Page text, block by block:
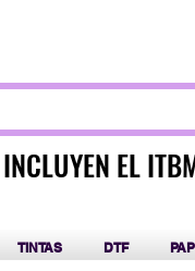
EL
EL
TINTAS DTF